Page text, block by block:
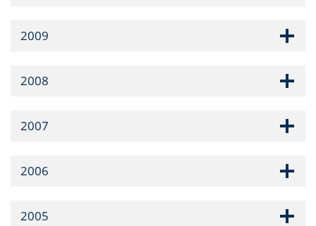
2009
2008
2007
2006
2005